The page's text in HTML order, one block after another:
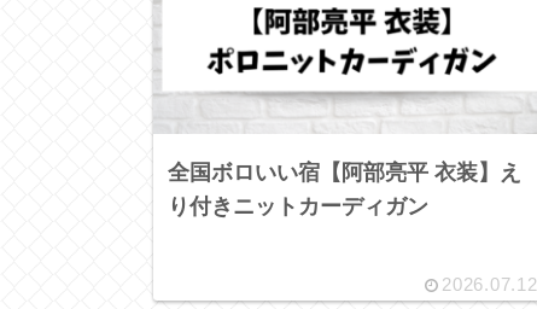
全国ボロいい宿【阿部亮平 衣装】え
り付きニットカーディガン
2026.07.12